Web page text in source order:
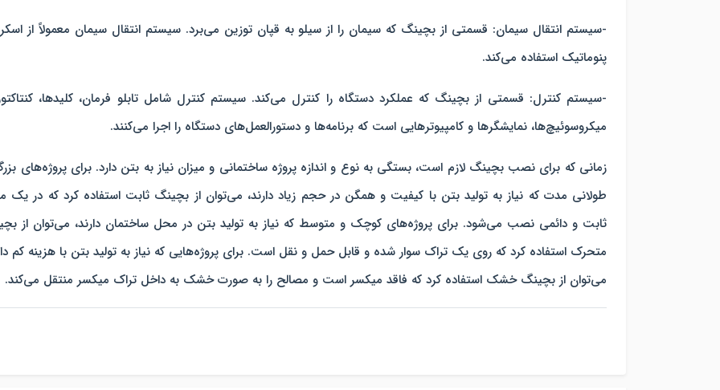
-سیستم انتقال سیمان: قسمتی از بچینگ که سیمان را از سیلو به قپان توزین می‌برد. سیستم انتقال سیمان معمولاً از
پنوماتیک استفاده می‌کند.
-سیستم کنترل: قسمتی از بچینگ که عملکرد دستگاه را کنترل می‌کند. سیستم کنترل شامل تابلو فرمان، کلیدها،
میکروسوئیچ‌ها، نمایشگرها و کامپیوترهایی است که برنامه‌ها و دستورالعمل‌های دستگاه را اجرا می‌کنند.
زمانی که برای نصب بچینگ لازم است، بستگی به نوع و اندازه پروژه ساختمانی و میزان نیاز به بتن دارد. برای پروژه‌های
طولانی مدت که نیاز به تولید بتن با کیفیت و همگن در حجم زیاد دارند، می‌توان از بچینگ ثابت استفاده کرد که در یک
ثابت و دائمی نصب می‌شود. برای پروژه‌های کوچک و متوسط که نیاز به تولید بتن در محل ساختمان دارند، می‌توان از
متحرک استفاده کرد که روی یک تراک سوار شده و قابل حمل و نقل است. برای پروژه‌هایی که نیاز به تولید بتن با هزینه کم
می‌توان از بچینگ خشک استفاده کرد که فاقد میکسر است و مصالح را به صورت خشک به داخل تراک میکسر منتقل می‌کند.